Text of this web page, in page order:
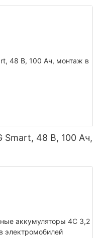
Smart, 48 В, 100 Ач,